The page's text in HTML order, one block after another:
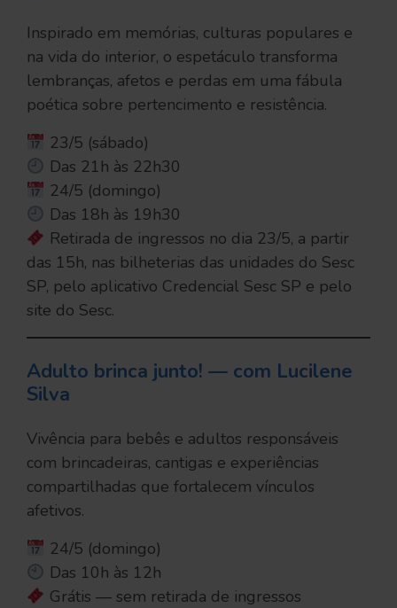
Inspirado em memórias, culturas populares e
na vida do interior, o espetáculo transforma
lembranças, afetos e perdas em uma fábula
poética sobre pertencimento e resistência.
23/5 (sábado)
Das 21h às 22h30
24/5 (domingo)
Das 18h às 19h30
Retirada de ingressos no dia 23/5, a partir
das 15h, nas bilheterias das unidades do Sesc
SP, pelo aplicativo Credencial Sesc SP e pelo
site do Sesc.
Adulto brinca junto! — com Lucilene
Silva
Vivência para bebês e adultos responsáveis
com brincadeiras, cantigas e experiências
compartilhadas que fortalecem vínculos
afetivos.
24/5 (domingo)
Das 10h às 12h
Grátis — sem retirada de ingressos